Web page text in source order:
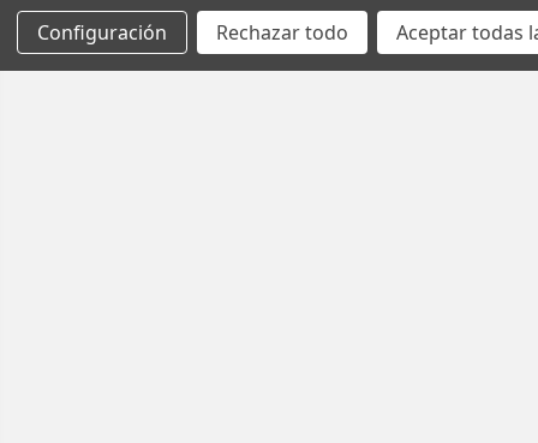
Configuración Rechazar todo Aceptar todas